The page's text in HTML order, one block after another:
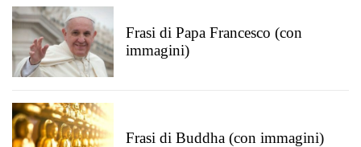
Frasi di Papa Francesco (con
immagini)
Frasi di Buddha (con immagini)